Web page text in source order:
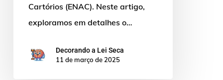
Cartórios (ENAC). Neste artigo,
exploramos em detalhes o…
Decorando a Lei Seca
11 de março de 2025